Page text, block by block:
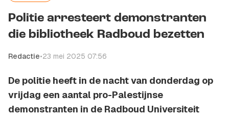
Politie arresteert demonstranten
die bibliotheek Radboud bezetten
Redactie•23 mei 2025 07:56
De politie heeft in de nacht van donderdag op
vrijdag een aantal pro-Palestijnse
demonstranten in de Radboud Universiteit